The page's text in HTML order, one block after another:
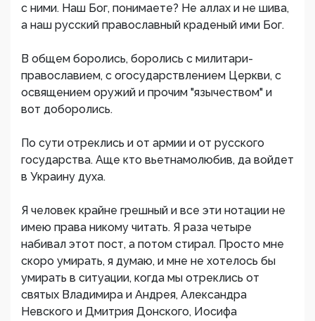
с ними. Наш Бог, понимаете? Не аллах и не шива,
а наш русский православный краденый ими Бог.
В общем боролись, боролись с милитари-
православием, с огосударствлением Церкви, с
освящением оружий и прочим "язычеством" и
вот доборолись.
По сути отреклись и от армии и от русского
государства. Аще кто вьетнамолюбив, да войдет
в Украину духа.
Я человек крайне грешный и все эти нотации не
имею права никому читать. Я раза четыре
набивал этот пост, а потом стирал. Просто мне
скоро умирать, я думаю, и мне не хотелось бы
умирать в ситуации, когда мы отреклись от
святых Владимира и Андрея, Александра
Невского и Дмитрия Донского, Иосифа